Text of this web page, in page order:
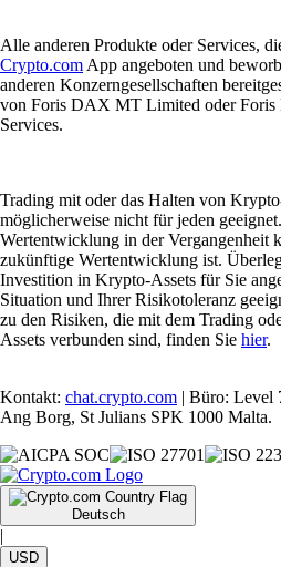
Alle anderen Produkte oder Services,
Crypto.com App angeboten und
anderen Konzerngesellschaften
von Foris DAX MT Limited oder Foris
Services.
Trading mit oder das Halten von
möglicherweise nicht für jeden
Wertentwicklung in der Vergangenheit
zukünftige Wertentwicklung ist.
Investition in Krypto-Assets für Sie
Situation und Ihrer Risikotoleranz
zu den Risiken, die mit dem Trading
Assets verbunden sind, finden Sie hier.
Kontakt: chat.crypto.com | Büro: Level
Ang Borg, St Julians SPK 1000 Malta.
Deutsch
|
USD